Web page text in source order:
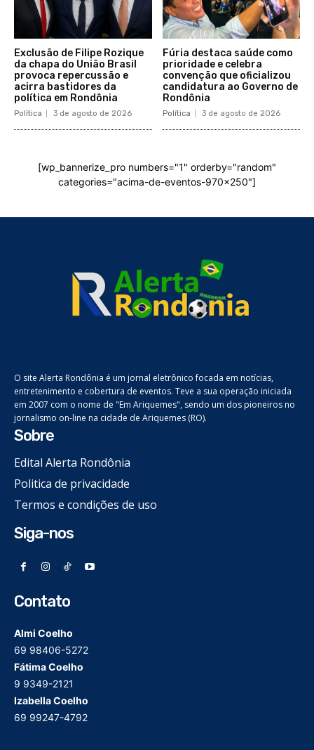
Exclusão de Filipe Rozique
da chapa do União Brasil
provoca repercussão e
acirra bastidores da
política em Rondônia
Política 3 de agosto de 2026
Fúria destaca saúde como
prioridade e celebra
convenção que oficializou
candidatura ao Governo de
Rondônia
Política 3 de agosto de 2026
[wp_bannerize_pro numbers="1" orderby="random"
categories="acima-de-eventos-970x250"]
O site Alerta Rondônia é um jornal eletrônico focada em notícias,
entretenimento e cobertura de eventos. Teve a sua operação iniciada
em 2007 com o nome de "Em Ariquemes", sendo um dos pioneiros no
jornalismo on-line na cidade de Ariquemes (RO).
Sobre
Edital Alerta Rondônia
Politica de privacidade
Termos e condições de uso
Siga-nos
Contato
Almi Coelho
69 98406-5272
Fátima Coelho
9 9349-2121
Izabella Coelho
69 99247-4792